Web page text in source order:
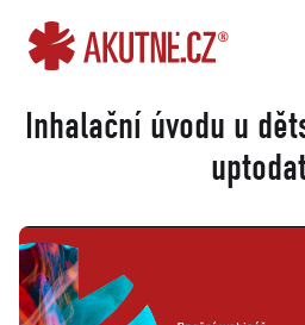
Inhalační úvodu u